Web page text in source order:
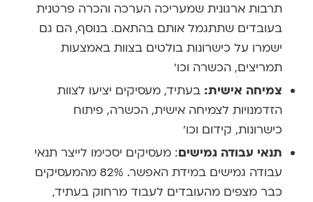
תרבות ארגונית שמעריכה הערכה והכרה פרטנית
בעובדים שתתגמל אותם בהתאם. בנוסף, הם גם
ישמרו על כישרונות בולטים בצוות באמצעות
תמריצים, הכשרה וכו'
צמיחה אישית: בעתיד, מעסיקים יציעו לצוות
הזדמנויות לצמיחה אישית, הכשרה, פיתוח
כישרונות, קידום וכו'
תנאי עבודה גמישים: מעסיקים יסכימו לייצר תנאי
עבודה גמישים במידת האפשר. 82% מהמעסיקים
כבר מצפים מהעובדים לעבוד מרחוק בעתיד,